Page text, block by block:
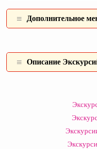
Дополнительное
Описание